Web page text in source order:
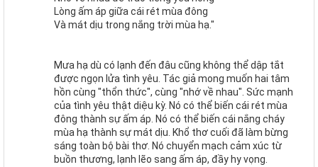
Lòng ấm áp giữa cái rét mùa đông
Và mát dịu trong nắng trời mùa hạ."
Mưa hạ dù có lạnh đến đâu cũng không thể dập tắt
được ngọn lửa tình yêu. Tác giả mong muốn hai tâm
hồn cùng "thổn thức", cùng "nhớ về nhau". Sức mạnh
của tình yêu thật diệu kỳ. Nó có thể biến cái rét mùa
đông thành sự ấm áp. Nó có thể biến cái nắng cháy
mùa hạ thành sự mát dịu. Khổ thơ cuối đã làm bừng
sáng toàn bộ bài thơ. Nó chuyển mạch cảm xúc từ
buồn thương, lạnh lẽo sang ấm áp, đầy hy vọng.